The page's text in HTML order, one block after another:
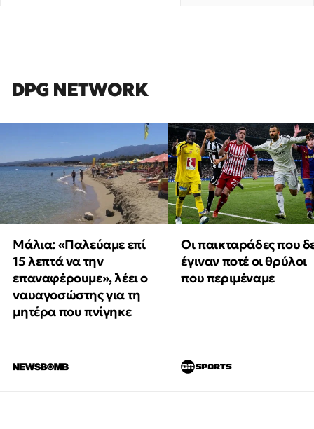
DPG NETWORK
Μάλια: «Παλεύαμε επί
15 λεπτά να την
επαναφέρουμε», λέει ο
ναυαγοσώστης για τη
μητέρα που πνίγηκε
Οι παικταράδες που
έγιναν ποτέ οι θρύλοι
που περιμέναμε